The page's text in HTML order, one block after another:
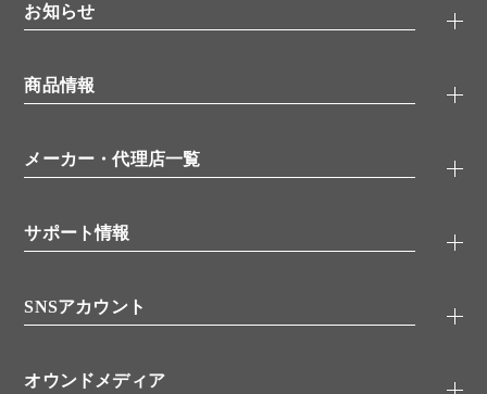
タンパク質検索
ELISA/ELISpot検索
品番検索
お知らせ
無料サンプル
ウェビナー （オンラインセミナー）
学会・展示スケジュール
商品情報
抗体
シグナル伝達
糖類／レクチン
分子生物
バイオメディカル(環境・食品)
メーカー・代理店一覧
代理店
サポート情報
アプリケーションノート
書類ダウンロード
SNSアカウント
YouTube
オウンドメディア